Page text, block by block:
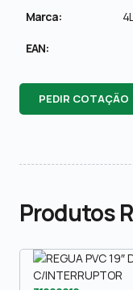
Marca:
EAN:
PEDIR COTAÇÃO
Produtos